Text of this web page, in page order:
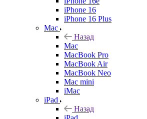
iPhone 16
iPhone 16 Plus
Mac
Назад
Mac
MacBook Pro
MacBook Air
MacBook Neo
Mac mini
iMac
iPad
Назад